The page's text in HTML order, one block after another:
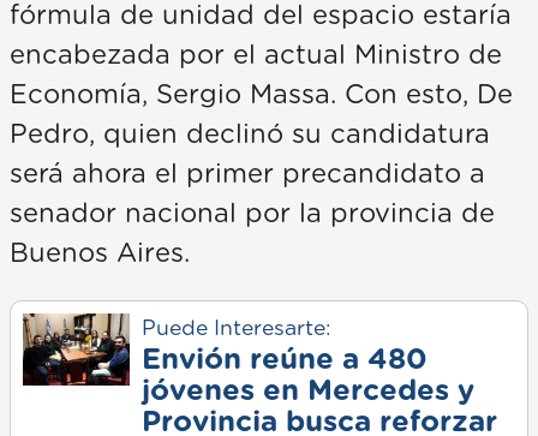
fórmula de unidad del espacio estaría
encabezada por el actual Ministro de
Economía, Sergio Massa. Con esto, De
Pedro, quien declinó su candidatura
será ahora el primer precandidato a
senador nacional por la provincia de
Buenos Aires.
Puede Interesarte:
Envión reúne a 480
jóvenes en Mercedes y
Provincia busca reforzar